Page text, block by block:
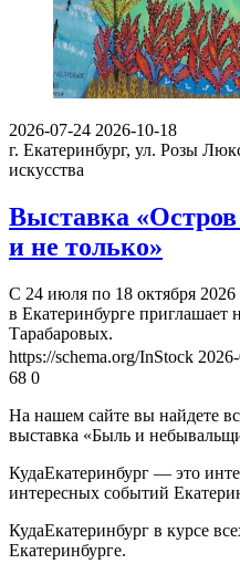
2026-07-24 2026-10-18
г. Екатеринбург, ул. Розы
искусства
Выставка
и не только»
С 24 июля по 18 октября 2026
в Екатеринбурге приглашает
Тарабаровых.
https://schema.org/InStock
68 0
На нашем сайте вы найдете
выставка «Быль и
КудаЕкатеринбург — это
интересных событий
КудаЕкатеринбург в курсе
Екатеринбурге.